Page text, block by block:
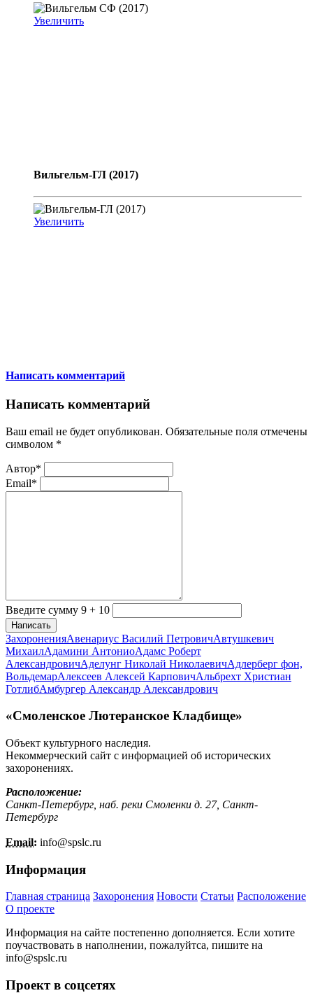
Увеличить
Вильгельм-ГЛ (2017)
Увеличить
Написать комментарий
Написать комментарий
Ваш email не будет опубликован. Обязательные поля отмечены
символом *
Автор*
Email*
Введите сумму 9 + 10
Написать
ЗахороненияАвенариус Василий ПетровичАвтушкевич
МихаилАдамини АнтониоАдамс Роберт
АлександровичАделунг Николай НиколаевичАдлерберг фон,
ВольдемарАлексеев Алексей КарповичАльбрехт Христиан
ГотлибАмбургер Александр Александрович
«Смоленское Лютеранское Кладбище»
Объект культурного наследия.
Некоммерческий сайт с информацией об исторических
захоронениях.
Расположение:
Санкт-Петербург, наб. реки Смоленки д. 27, Санкт-
Петербург
Email: info@spslc.ru
Информация
Главная страница Захоронения Новости Статьи Расположение
О проекте
Информация на сайте постепенно дополняется. Если хотите
поучаствовать в наполнении, пожалуйтса, пишите на
info@spslc.ru
Проект в соцсетях